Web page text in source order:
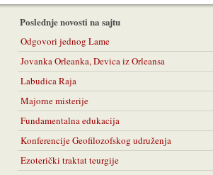
Poslednje novosti na sajtu
Odgovori jednog Lame
Jovanka Orleanka, Devica iz Orleansa
Labudica Raja
Majorne misterije
Fundamentalna edukacija
Konferencije Geofilozofskog udruženja
Ezoterički traktat teurgije